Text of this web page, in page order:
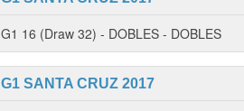
G1 16 (Draw 32) - DOBLES - DOBLES
G1 SANTA CRUZ 2017